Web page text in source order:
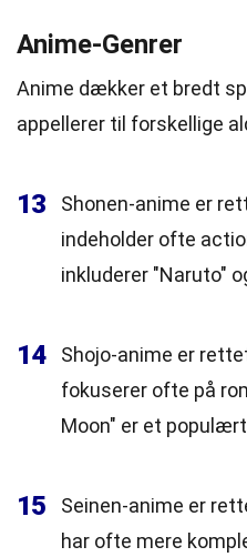
Anime-Genrer
Anime dækker et bredt
appellerer til forskellige
13
Shonen-anime er
indeholder ofte
inkluderer "Naruto"
14
Shojo-anime er
fokuserer ofte på
Moon" er et
15
Seinen-anime er
har ofte mere